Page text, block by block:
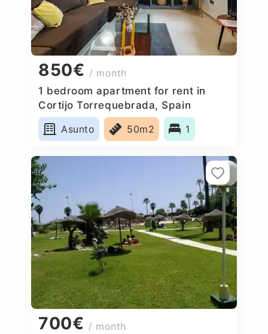
850€ / month
1 bedroom apartment for rent in
Cortijo Torrequebrada, Spain
Asunto
50m2 1
700€ / month